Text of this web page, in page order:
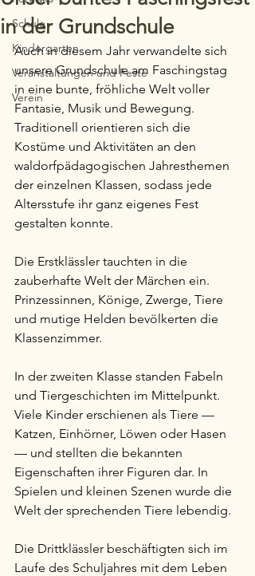
Schule
Kindergarten
Veranstaltungen und Feste
Verein
in der Grundschule
Auch in diesem Jahr verwandelte sich
unsere Grundschule am Faschingstag
in eine bunte, fröhliche Welt voller
Fantasie, Musik und Bewegung.
Traditionell orientieren sich die
Kostüme und Aktivitäten an den
waldorfpädagogischen Jahresthemen
der einzelnen Klassen, sodass jede
Altersstufe ihr ganz eigenes Fest
gestalten konnte.
Die Erstklässler tauchten in die
zauberhafte Welt der Märchen ein.
Prinzessinnen, Könige, Zwerge, Tiere
und mutige Helden bevölkerten die
Klassenzimmer.
In der zweiten Klasse standen Fabeln
und Tiergeschichten im Mittelpunkt.
Viele Kinder erschienen als Tiere —
Katzen, Einhörner, Löwen oder Hasen
— und stellten die bekannten
Eigenschaften ihrer Figuren dar. In
Spielen und kleinen Szenen wurde die
Welt der sprechenden Tiere lebendig.
Die Drittklässler beschäftigten sich im
Laufe des Schuljahres mit dem Leben